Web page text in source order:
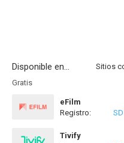
Disponible en...
Gratis
eFilm
Registro:
SD
Tivify